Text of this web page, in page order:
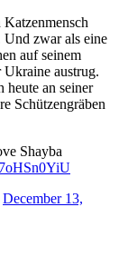
Und zwar als eine
auf seinem
austrug.
heute an seiner
Schützengräben
Shayba
December 13,